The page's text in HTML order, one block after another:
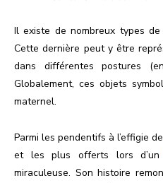
Il existe de nombreux types
Cette dernière peut y être
dans différentes postures
Globalement, ces objets
maternel.
Parmi les pendentifs à l’effigie
et les plus offerts lors d’un
miraculeuse. Son histoire